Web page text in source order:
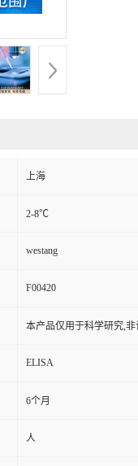
上海
2-8℃
westang
F00420
本产品仅用于科学研究,
ELISA
6个月
人